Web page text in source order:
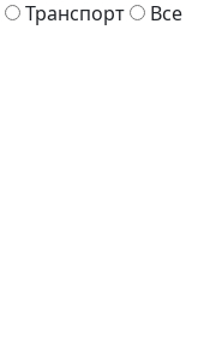
Транспорт
Все